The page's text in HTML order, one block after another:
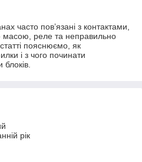
часто пов’язані з контактами,
масою, реле та неправильно
пояснюємо, як
і з чого починати
блоків.
рік